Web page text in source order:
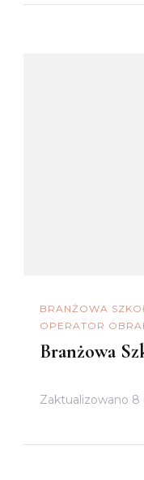
BRANŻOWA
OPERATOR
Branżowa
Zaktualizowano 8